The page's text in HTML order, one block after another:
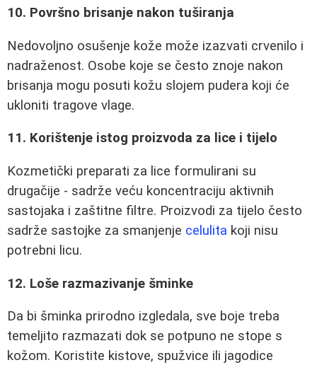
10. Površno brisanje nakon tuširanja
Nedovoljno osušenje kože može izazvati crvenilo i
nadraženost. Osobe koje se često znoje nakon
brisanja mogu posuti kožu slojem pudera koji će
ukloniti tragove vlage.
11. Korištenje istog proizvoda za lice i tijelo
Kozmetički preparati za lice formulirani su
drugačije - sadrže veću koncentraciju aktivnih
sastojaka i zaštitne filtre. Proizvodi za tijelo često
sadrže sastojke za smanjenje celulita koji nisu
potrebni licu.
12. Loše razmazivanje šminke
Da bi šminka prirodno izgledala, sve boje treba
temeljito razmazati dok se potpuno ne stope s
kožom. Koristite kistove, spužvice ili jagodice